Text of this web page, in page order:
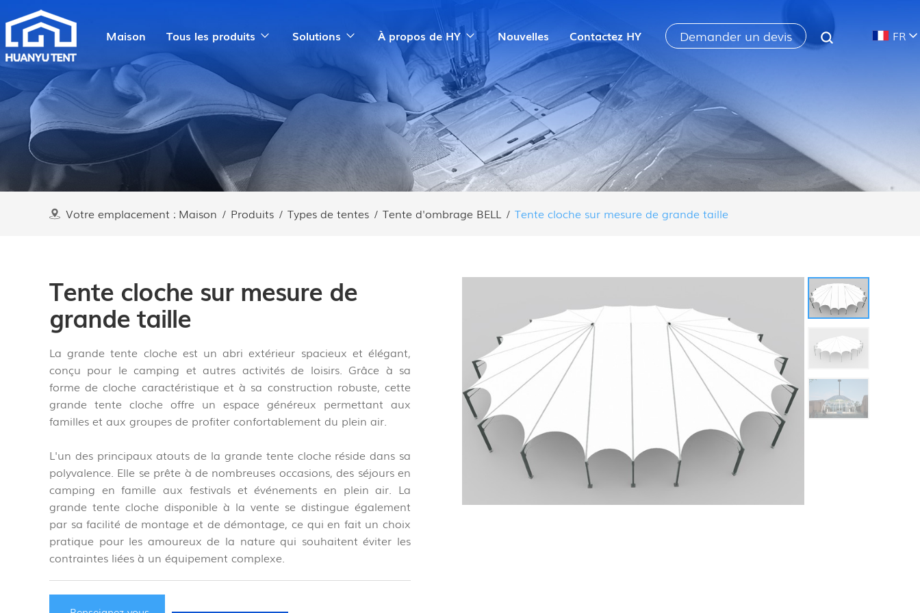
Maison Tous les produits Solutions À propos de HY Nouvelles Contactez HY Demander un devis FR
Votre emplacement : Maison / Produits / Types de tentes / Tente d'ombrage BELL / Tente cloche sur mesure de grande taille
Tente cloche sur mesure de
grande taille
La grande tente cloche est un abri extérieur spacieux et élégant,
conçu pour le camping et autres activités de loisirs. Grâce à sa
forme de cloche caractéristique et à sa construction robuste, cette
grande tente cloche offre un espace généreux permettant aux
familles et aux groupes de profiter confortablement du plein air.
L'un des principaux atouts de la grande tente cloche réside dans sa
polyvalence. Elle se prête à de nombreuses occasions, des séjours en
camping en famille aux festivals et événements en plein air. La
grande tente cloche disponible à la vente se distingue également
par sa facilité de montage et de démontage, ce qui en fait un choix
pratique pour les amoureux de la nature qui souhaitent éviter les
contraintes liées à un équipement complexe.